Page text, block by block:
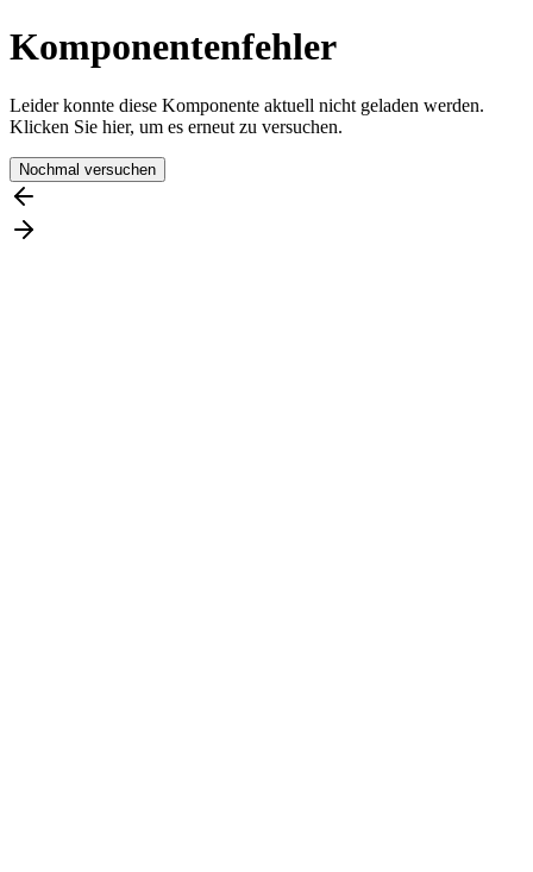
Komponentenfehler
Leider konnte diese Komponente aktuell nicht geladen werden.
Klicken Sie hier, um es erneut zu versuchen.
Nochmal versuchen